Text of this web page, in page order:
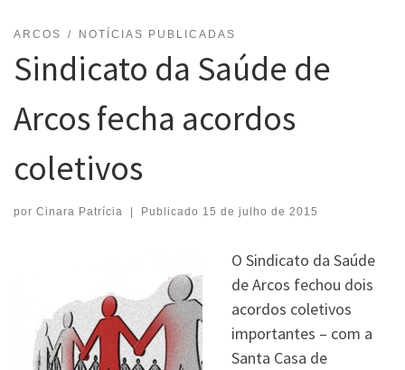
ARCOS NOTÍCIAS PUBLICADAS
Sindicato da Saúde de
Arcos fecha acordos
coletivos
por Cinara Patrícia Publicado 15 de julho de 2015
O Sindicato da Saúde
de Arcos fechou dois
acordos coletivos
importantes – com a
Santa Casa de